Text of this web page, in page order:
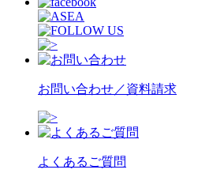
お問い合わせ／資料請求
よくあるご質問